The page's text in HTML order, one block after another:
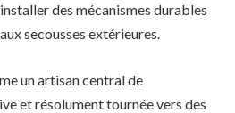
des mécanismes durables
secousses extérieures.
un artisan central de
et résolument tournée vers des